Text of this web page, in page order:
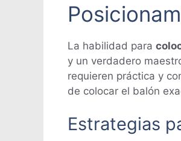
La habilidad para
y un verdadero
requieren práctica y
de colocar el balón
Estrategias